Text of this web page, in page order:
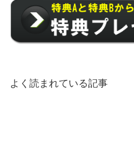
よく読まれている記事